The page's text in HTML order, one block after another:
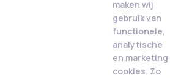
maken wij
gebruik van
functionele,
analytische
en marketing
cookies. Zo